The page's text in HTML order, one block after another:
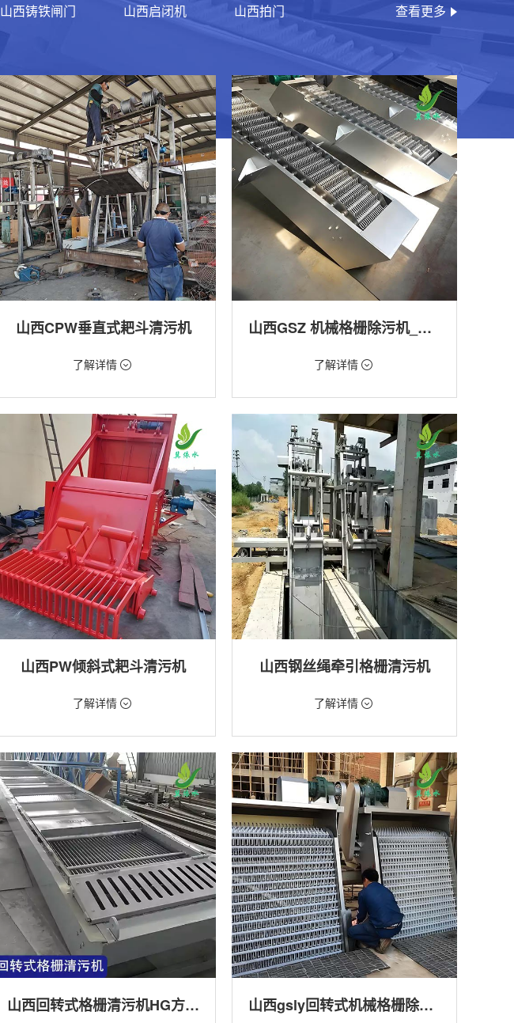
山西铸铁闸门 山西启闭机 山西拍门 查看更多
山西CPW垂直式耙斗清污机
价格：5268元/台了解详情
山西GSZ 机械格栅除污机_污水处理拦截设备_型号参数 | 工作原理 | 适用场景详解
价格：1800元/台
机
用途：泵站,污水处理,渠道,河道,化工,纺织,给
排水工程
了解详情
山西PW倾斜式耙斗清污机
价格：1.28万/台了解详情
山西钢丝绳牵引格栅清污机
价格：2888元/台了解详情
山西回转式格栅清污机HG方型-连续式自动清污优选设备 山西gsly回转式机械格栅除污机